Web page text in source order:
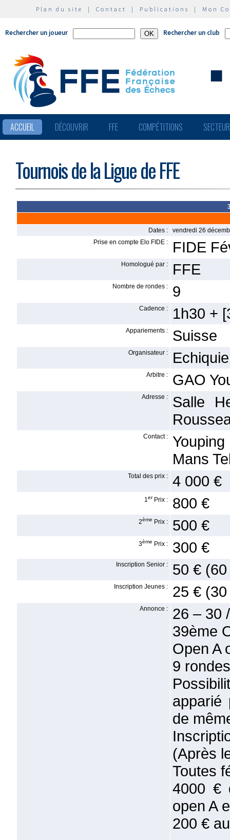
Plan du site | Contact | Publications | Mon
Rechercher un joueur Rechercher un club
ACCUEIL DÉCOUVRIR FFE COMPÉTITIONS
Tournois de la Ligue de FFE
Dates :
vendredi 26
Prise en compte Elo FIDE :
FIDE
Homologué par : FFE
Nombre de rondes : 9
Cadence : 1h30 +
Appariements : Suisse
Organisateur :
Arbitre : GAO
Adresse :
Salle
Contact :
Mans
Total des prix : 4 000 €
1er Prix : 800 €
2ème Prix : 500 €
3ème Prix : 300 €
Inscription Senior : 50 €
Inscription Jeunes : 25 €
Annonce :
26 – 30
39ème
Open A
9
apparié
de
(Après
Toutes
4000 €
open A
200 €